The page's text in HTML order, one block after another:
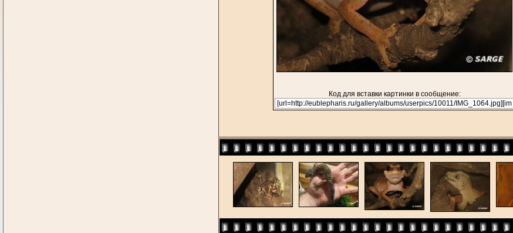
Код для вставки картинки в сообщение: